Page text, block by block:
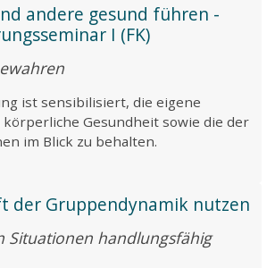
andere gesund führen -
I (FK)
ist sensibilisiert, die eigene
körperliche Gesundheit sowie die der
im Blick zu behalten.
der Gruppendynamik nutzen
Situationen handlungsfähig